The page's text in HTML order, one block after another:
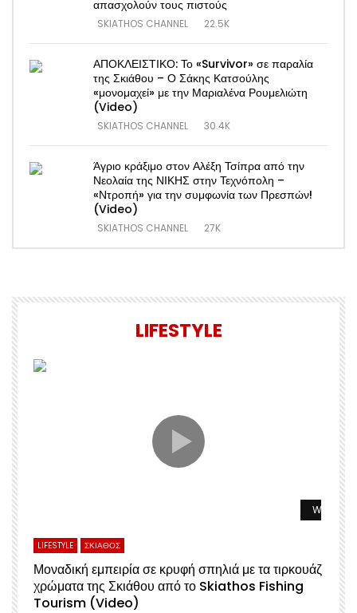
απασχολούν τους πιστούς
SKIATHOS CHANNEL 22.5K
ΑΠΟΚΛΕΙΣΤΙΚΟ: Το «Survivor» σε παραλία
της Σκιάθου – Ο Σάκης Κατσούλης
«μονομαχεί» με την Μαριαλένα Ρουμελιώτη
(Video)
SKIATHOS CHANNEL 30.4K
Άγριο κράξιμο στον Αλέξη Τσίπρα από την
Νεολαία της ΝΙΚΗΣ στην Τεχνόπολη –
«Ντροπή» για την συμφωνία των Πρεσπών!
(Video)
SKIATHOS CHANNEL 27K
LIFESTYLE
Watch
LIFESTYLE ΣΚΙΑΘΟΣ
Μοναδική εμπειρία σε κρυφή σπηλιά με τα τιρκουάζ
χρώματα της Σκιάθου από το Skiathos Fishing
Tourism (Video)